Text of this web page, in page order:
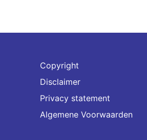
Copyright
Disclaimer
Privacy statement
Algemene Voorwaarden